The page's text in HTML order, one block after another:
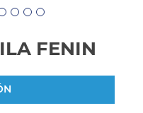
FENIN